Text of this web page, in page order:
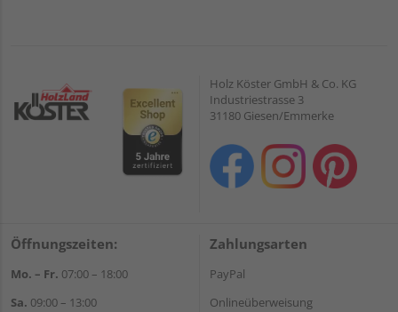
Holz Köster GmbH & Co. KG
Industriestrasse 3
31180 Giesen/Emmerke
Öffnungszeiten:
Mo. – Fr. 07:00 – 18:00
Sa. 09:00 – 13:00
Zahlungsarten
PayPal
Onlineüberweisung